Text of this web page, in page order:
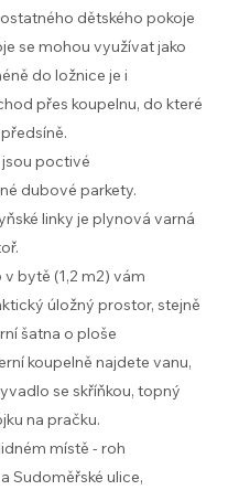
dětského pokoje
se mohou využívat jako
do ložnice je i
přes koupelnu, do které
poctivé
dubové parkety.
linky je plynová varná
bytě (1,2 m2) vám
úložný prostor, stejně
šatna o ploše
koupelně najdete vanu,
se skříňkou, topný
na pračku.
místě - roh
Sudoměřské ulice,